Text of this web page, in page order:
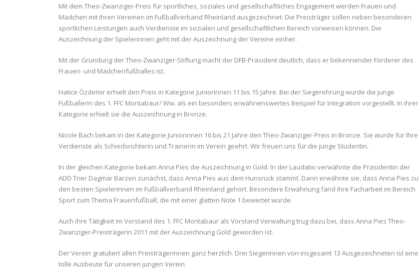
Mit dem Theo-Zwanziger-Preis für sportliches, soziales und gesellschaftliches Engagement werden Frauen und
Mädchen mit ihren Vereinen im Fußballverband Rheinland ausgezeichnet. Die Preisträger sollen neben besonderen
sportlichen Leistungen auch Verdienste im sozialen und gesellschaftlichen Bereich vorweisen können. Die
Auszeichnung der Spielerinnen geht mit der Auszeichnung der Vereine einher.
Mit der Gründung der Theo-Zwanziger-Stiftung macht der DFB-Präsident deutlich, dass er bekennender Förderer des
Frauen- und Mädchenfußballes ist.
Hatice Özdemir erhielt den Preis in Kategorie Juniorinnen 11 bis 15 Jahre. Bei der Siegerehrung wurde die junge
Fußballerin des 1. FFC Montabaur/ Ww. als ein besonders erwähnenswertes Beispiel für Integration vorgestellt. In ihrer
Kategorie erhielt sie die Auszeichnung in Bronze.
Nicole Bach bekam in der Kategorie Juniorinnen 16 bis 21 Jahre den Theo-Zwanziger-Preis in Bronze. Sie wurde für Ihre
Verdienste als Schiedsrichterin und Trainerin im Verein geehrt. Wir freuen uns für die junge Studentin.
In der gleichen Kategorie bekam Anna Pies die Auszeichnung in Gold. In der Laudatio verwähnte die Präsidentin der
ADD Trier Dagmar Barzen zunächst, dass Anna Pies aus dem Hunsrück stammt. Dann erwähnte sie, dass Anna Pies zu
den besten Spielerinnen im Fußballverband Rheinland gehört. Besondere Erwähnung fand ihre Facharbeit im Bereich
Sport zum Thema Frauenfußball, die mit einer glatten Note 1 bewertet wurde.
Auch ihre Tätigkeit im Vorstand des 1. FFC Montabaur als Vorstand Verwaltung trug dazu bei, dass Anna Pies Theo-
Zwanziger-Preisträgerin 2011 mit der Auszeichnung Gold geworden ist.
Der Verein gratuliert allen Preisträgerinnen ganz herzlich. Drei Siegerinnen von insgesamt 13 Ausgezeichneten ist eine
tolle Ausbeute für unseren jungen Verein.